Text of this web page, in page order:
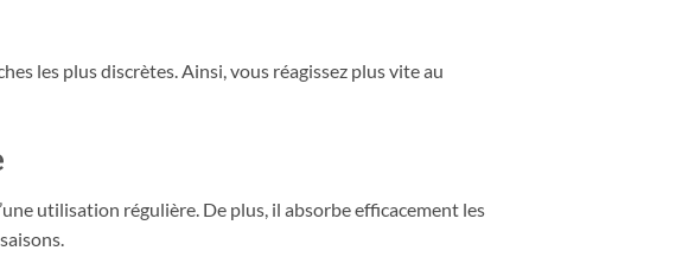
les plus discrètes. Ainsi, vous réagissez plus vite au
utilisation régulière. De plus, il absorbe efficacement les